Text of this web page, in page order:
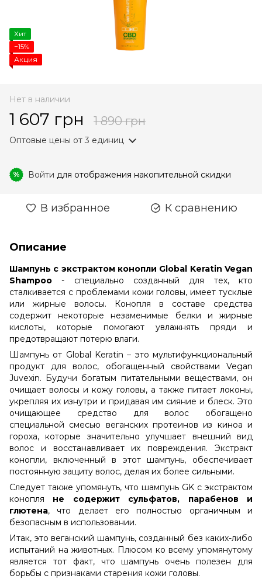
Хит
−15%
Акция
Нет в наличии
1 607 грн 1 890 грн
Оптовые цены от 3 единиц
% Войти для отображения накопительной скидки
В избранное К сравнению
Описание
Шампунь с экстрактом конопли Global Keratin Vegan
Shampoo - специально созданный для тех, кто
сталкивается с проблемами кожи головы, имеет тусклые
или жирные волосы. Конопля в составе средства
содержит некоторые незаменимые белки и жирные
кислоты, которые помогают увлажнять пряди и
предотвращают потерю влаги.
Шампунь от Global Keratin – это мультифункциональный
продукт для волос, обогащенный свойствами Vegan
Juvexin. Будучи богатым питательными веществами, он
очищает волосы и кожу головы, а также питает локоны,
укрепляя их изнутри и придавая им сияние и блеск. Это
очищающее средство для волос обогащено
специальной смесью веганских протеинов из киноа и
гороха, которые значительно улучшает внешний вид
волос и восстанавливает их повреждения. Экстракт
конопли, включенный в этот шампунь, обеспечивает
постоянную защиту волос, делая их более сильными.
Следует также упомянуть, что шампунь GK с экстрактом
конопля не содержит сульфатов, парабенов и
глютена, что делает его полностью органичным и
безопасным в использовании.
Итак, это веганский шампунь, созданный без каких-либо
испытаний на животных. Плюсом ко всему упомянутому
является тот факт, что шампунь очень полезен для
борьбы с признаками старения кожи головы.